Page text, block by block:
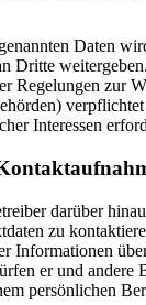
Daten
Dritte
Regelungen zur
Interessen
darüber
zu
Informationen
er und andere
persönlichen